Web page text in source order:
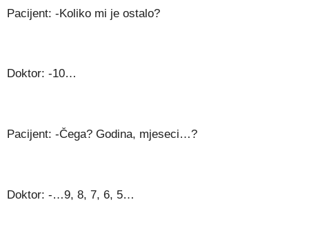
Pacijent: -Koliko mi je ostalo?
Doktor: -10…
Pacijent: -Čega? Godina, mjeseci…?
Doktor: -…9, 8, 7, 6, 5…